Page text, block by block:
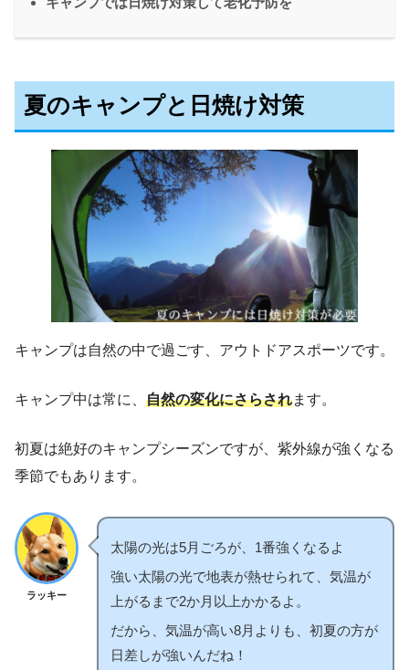
夏のキャンプと日焼け対策
キャンプは自然の中で過ごす、アウトドアスポーツです。
キャンプ中は常に、 自然の変化にさらされます。
初夏は絶好のキャンプシーズンですが、紫外線が強くなる
季節でもあります。
ラッキー
太陽の光は5月ごろが、1番強くなるよ
強い太陽の光で地表が熱せられて、気温が
上がるまで2か月以上かかるよ。
だから、気温が高い8月よりも、初夏の方が
日差しが強いんだね！